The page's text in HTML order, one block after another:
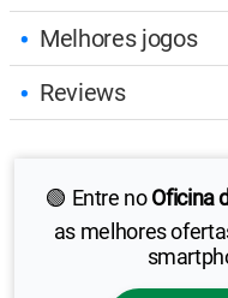
Melhores jogos
Reviews
🟢 Entre noOficina
as melhores